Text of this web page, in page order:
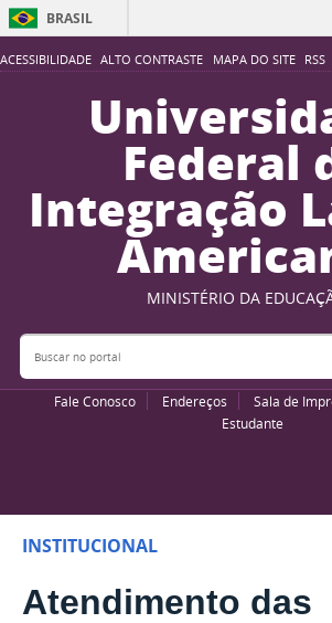
ACESSIBILIDADE ALTO CONTRASTE MAPA DO SITE RSS
BRASIL
Acesso
Federal
Integração
MINISTÉRIO DA
Buscar no portal
Fale Conosco Endereços Sala de
Estudante
INSTITUCIONAL
Atendimento das